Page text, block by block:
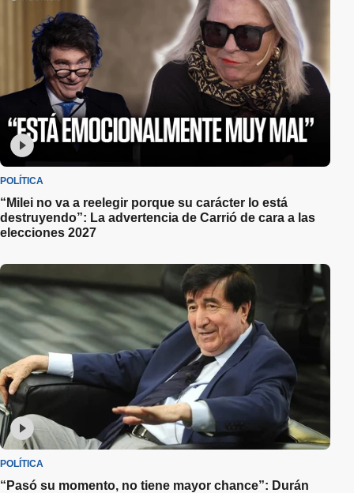
POLÍTICA
“Milei no va a reelegir porque su carácter lo está
destruyendo”: La advertencia de Carrió de cara a las
elecciones 2027
POLÍTICA
“Pasó su momento, no tiene mayor chance”: Durán